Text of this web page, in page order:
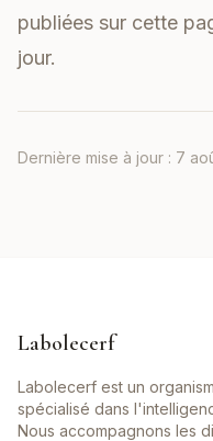
publiées sur cette
jour.
Dernière mise à jour : 7
Labolecerf
Labolecerf est un
spécialisé dans
Nous accompagnons les